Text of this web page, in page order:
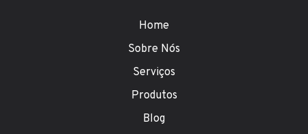
Home
Sobre Nós
Serviços
Produtos
Blog